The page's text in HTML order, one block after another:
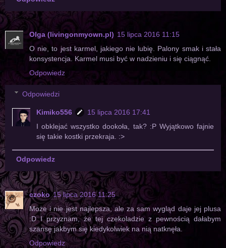
Olga (livingonmyown.pl) 15 lipca 2016 11:15
O nie, to jest karmel, jakiego nie lubię. Palony smak i stała
konsystencja. Karmel musi być w nadzieniu i się ciągnąć.
Odpowiedz
Odpowiedzi
Kimiko556
15 lipca 2016 17:41
I obklejać wszystko dookoła, tak? :P Wyjątkowo fajnie
się takie kostki przekraja. :>
Odpowiedz
czoko 15 lipca 2016 11:25
Może i nie jest najlepsza, ale za sam wygląd daje jej plusa
:D I przyznam, że tej czekoladzie z pewnością dałabym
szansę jakbym się kiedykolwiek na nią natknęła.
Odpowiedz